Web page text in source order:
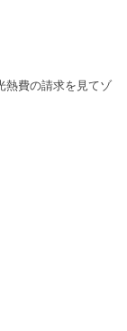
熱費の請求を見てゾ